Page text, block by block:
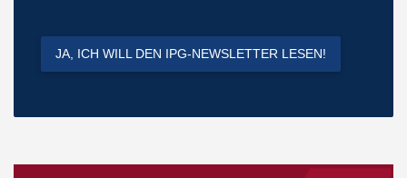
JA, ICH WILL DEN IPG-NEWSLETTER LESEN!